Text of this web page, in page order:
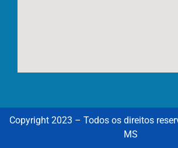
Copyright 2023 – Todos os direitos
MS